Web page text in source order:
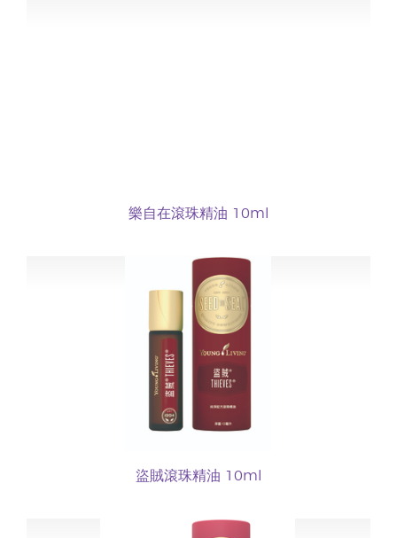
樂自在滾珠精油 10ml
盜賊滾珠精油 10ml